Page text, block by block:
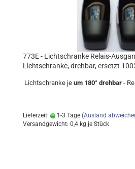
773E - Lichtschranke Relais-
Lichtschranke, drehbar, ersetzt
Lichtschranke je um 180° drehbar -
Lieferzeit: 1-3 Tage (Ausland
Versandgewicht: 0,4 kg je Stück